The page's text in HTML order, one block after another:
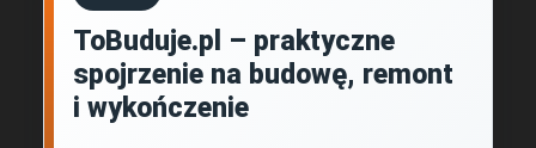
ToBuduje.pl – praktyczne
spojrzenie na budowę, remont
i wykończenie